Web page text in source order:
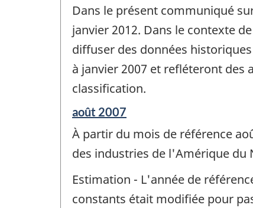
référence
de
changement
-
Dans le présent communiqué
janvier 2012. Dans le contexte
diffuser des données
à janvier 2007 et refléteront
classification.
Période
de
référence
de
-
août 2007
À partir du mois de référence
des industries de l'Amérique du
Estimation - L'année de
constants était modifiée pour